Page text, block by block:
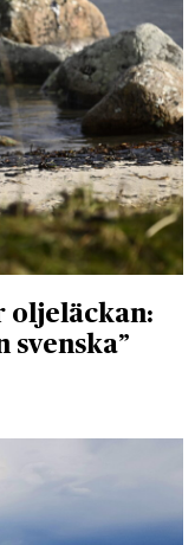
oljeläckan:
svenska”